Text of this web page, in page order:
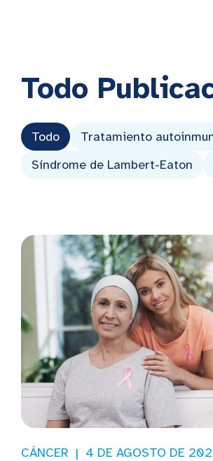
Todo
Todo Tratamiento
Síndrome de Lambert-Eaton
CÁNCER 4 DE AGOSTO DE